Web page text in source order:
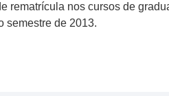
rematrícula nos cursos de
semestre de 2013.